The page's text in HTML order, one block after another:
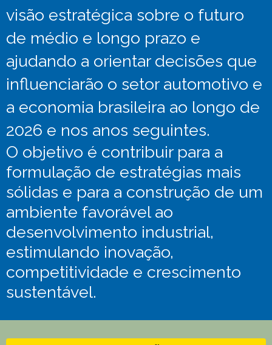
visão estratégica sobre o futuro
de médio e longo prazo e
ajudando a orientar decisões que
influenciarão o setor automotivo e
a economia brasileira ao longo de
2026 e nos anos seguintes.
O objetivo é contribuir para a
formulação de estratégias mais
sólidas e para a construção de um
ambiente favorável ao
desenvolvimento industrial,
estimulando inovação,
competitividade e crescimento
sustentável.